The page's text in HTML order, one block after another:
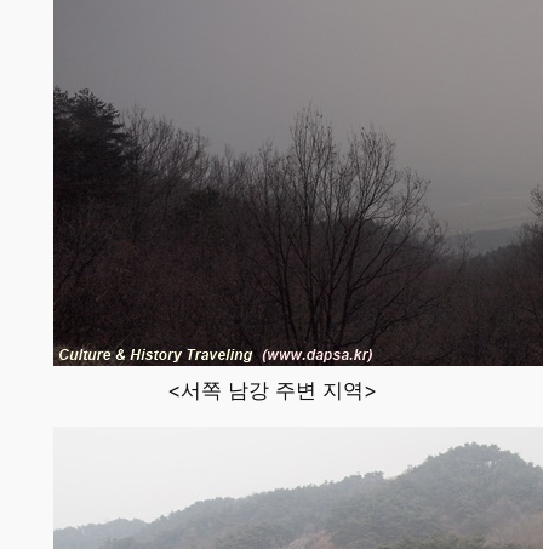
<서쪽 남강 주변 지역>